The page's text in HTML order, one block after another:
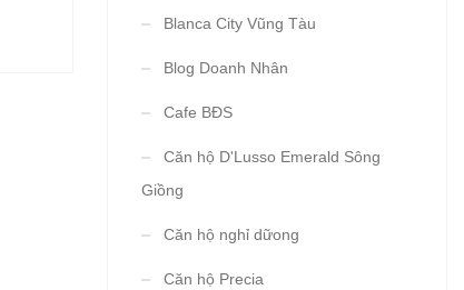
Blanca City Vũng Tàu
Blog Doanh Nhân
Cafe BĐS
Căn hộ D'Lusso Emerald Sông
Giồng
Căn hộ nghỉ dữong
Căn hộ Precia